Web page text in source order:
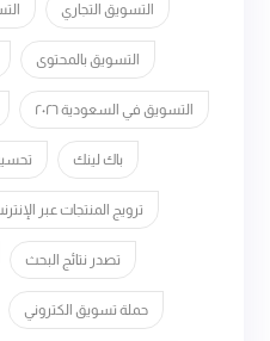
التسويق التجاري
التسويق بالمحتوى
التسويق في السعودية ٢٠٢٦
باك لينك
ترويج المنتجات عبر
تصدر نتائج البحث
حملة تسويق الكتروني